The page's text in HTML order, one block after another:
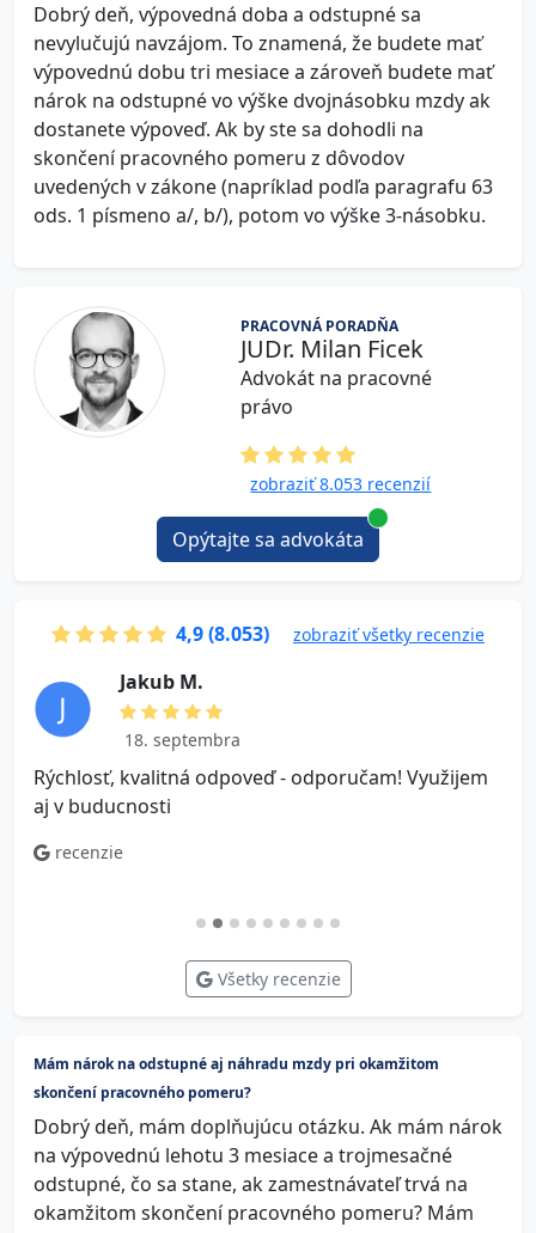
Dobrý deň, výpovedná doba a odstupné sa
nevylučujú navzájom. To znamená, že budete mať
výpovednú dobu tri mesiace a zároveň budete mať
nárok na odstupné vo výške dvojnásobku mzdy ak
dostanete výpoveď. Ak by ste sa dohodli na
skončení pracovného pomeru z dôvodov
uvedených v zákone (napríklad podľa paragrafu 63
ods. 1 písmeno a/, b/), potom vo výške 3-násobku.
PRACOVNÁ PORADŇA
JUDr. Milan Ficek
Advokát na pracovné
právo
zobraziť 8.053 recenzií
Opýtajte sa advokáta
4,9 (8.053) zobraziť všetky recenzie
J a k u b M .
18. septembra
Rýchlosť, kvalitná odpoveď - odporučam! Využijem
aj v buducnosti
recenzie
Všetky recenzie
Mám nárok na odstupné aj náhradu mzdy pri okamžitom
skončení pracovného pomeru?
Dobrý deň, mám doplňujúcu otázku. Ak mám nárok
na výpovednú lehotu 3 mesiace a trojmesačné
odstupné, čo sa stane, ak zamestnávateľ trvá na
okamžitom skončení pracovného pomeru? Mám